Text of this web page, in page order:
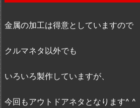
金属の加工は得意としていますので
クルマネタ以外でも
いろいろ製作していますが、
今回もアウトドアネタとなります^ ^